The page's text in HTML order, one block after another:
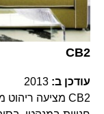
CB2
עודכן ב: 2013